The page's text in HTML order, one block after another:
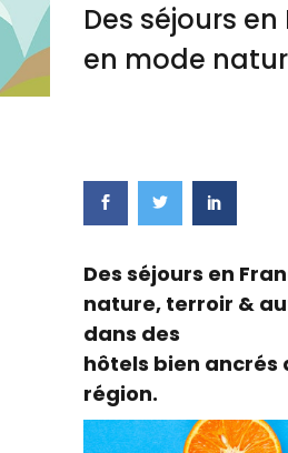
Des séjours en
en mode
Des séjours en
nature, terroir &
dans des
hôtels bien ancrés
région.